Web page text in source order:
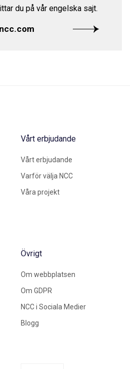
du på vår engelska sajt.
Vårt erbjudande
Vårt erbjudande
Varför välja NCC
Våra projekt
Övrigt
Om webbplatsen
Om GDPR
NCC i Sociala Medier
Blogg